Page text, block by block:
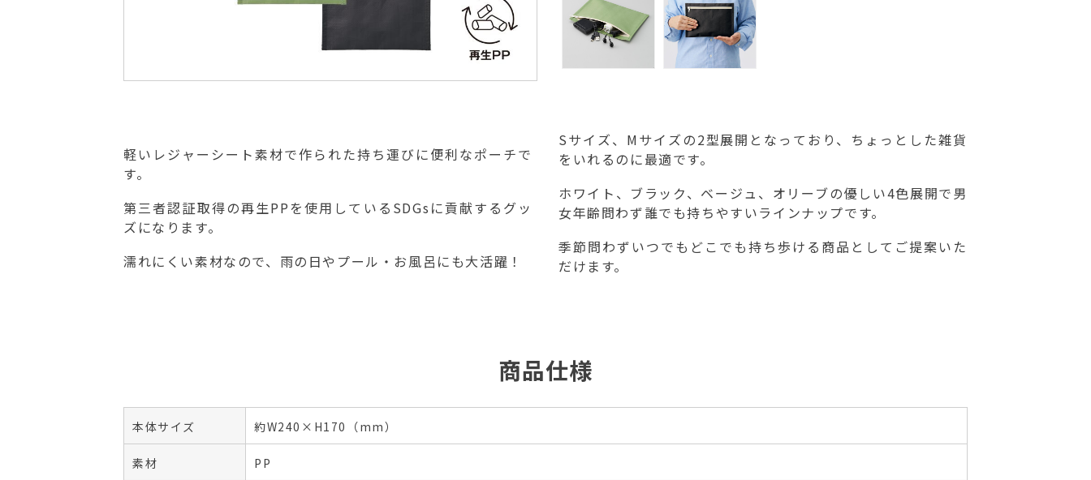
軽いレジャーシート素材で作られた持ち運びに便利なポーチで
す。
第三者認証取得の再生PPを使用しているSDGsに貢献するグッ
ズになります。
濡れにくい素材なので、雨の日やプール・お風呂にも大活躍！
Sサイズ、Mサイズの2型展開となっており、ちょっとした雑貨
をいれるのに最適です。
ホワイト、ブラック、ベージュ、オリーブの優しい4色展開で男
女年齢問わず誰でも持ちやすいラインナップです。
季節問わずいつでもどこでも持ち歩ける商品としてご提案いた
だけます。
商品仕様
本体サイズ 約W240×H170（mm）
素材 PP